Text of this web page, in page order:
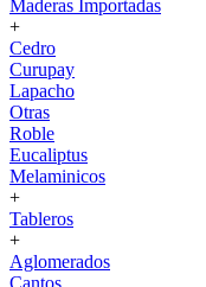
Maderas Importadas
+
Cedro
Curupay
Lapacho
Otras
Roble
Eucaliptus
Melaminicos
+
Tableros
+
Aglomerados
Cantos